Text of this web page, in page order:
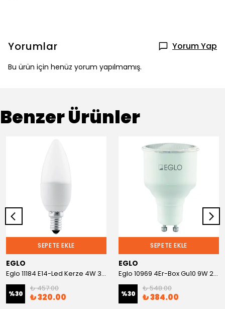
Yorumlar Yorum Yap
Bu ürün için henüz yorum yapılmamış.
Benzer Ürünler
SEPETE EKLE
EGLO
Eglo 11184 E14-Led Kerze 4W 3000K Dımmbar
%30
₺ 457.00
₺ 320.00
SEPETE EKLE
EGLO
Eglo 10969 4Er-Box Gu10 9W 2700K
%30
₺ 548.00
₺ 384.00